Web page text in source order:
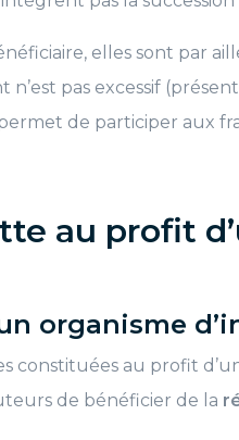
elles sont par
n’est pas excessif
de participer aux
au profit
organisme
constituées au profit
de bénéficier de la